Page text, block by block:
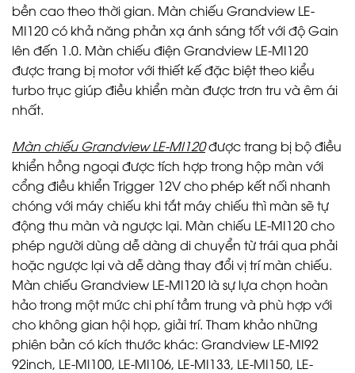
bền cao theo thời gian. Màn chiếu Grandview LE-
MI120 có khả năng phản xạ ánh sáng tốt với độ Gain
lên đến 1.0. Màn chiếu điện Grandview LE-MI120
được trang bị motor với thiết kế đặc biệt theo kiểu
turbo trục giúp điều khiển màn được trơn tru và êm ái
nhất.
Màn chiếu Grandview LE-MI120được trang bị bộ điều
khiển hồng ngoại được tích hợp trong hộp màn với
cổng điều khiển Trigger 12V cho phép kết nối nhanh
chóng với máy chiếu khi tắt máy chiếu thì màn sẽ tự
động thu màn và ngược lại. Màn chiếu LE-MI120 cho
phép người dùng dễ dàng di chuyển từ trái qua phải
hoặc ngược lại và dễ dàng thay đổi vị trí màn chiếu.
Màn chiếu Grandview LE-MI120 là sự lựa chọn hoàn
hảo trong một mức chi phí tầm trung và phù hợp với
cho không gian hội họp, giải trí. Tham khảo những
phiên bản có kích thước khác: Grandview LE-MI92
92inch, LE-MI100, LE-MI106, LE-MI133, LE-MI150, LE-